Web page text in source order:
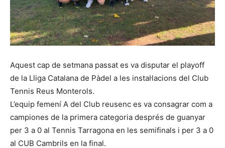
Aquest cap de setmana passat es va disputar el playoff
de la Lliga Catalana de Pàdel a les instal·lacions del Club
Tennis Reus Monterols.
L’equip femení A del Club reusenc es va consagrar com a
campiones de la primera categoria després de guanyar
per 3 a 0 al Tennis Tarragona en les semifinals i per 3 a 0
al CUB Cambrils en la final.